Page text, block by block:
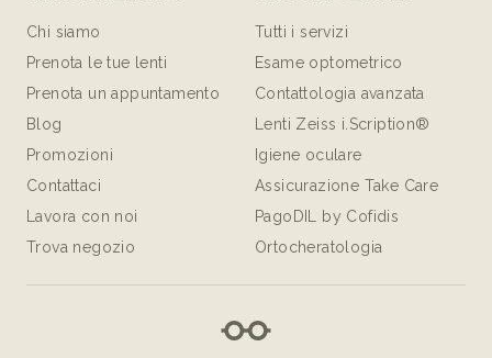
Chi siamo
Prenota le tue lenti
Prenota un appuntamento
Blog
Promozioni
Contattaci
Lavora con noi
Trova negozio
Tutti i servizi
Esame optometrico
Contattologia avanzata
Lenti Zeiss i.Scription®
Igiene oculare
Assicurazione Take Care
PagoDIL by Cofidis
Ortocheratologia